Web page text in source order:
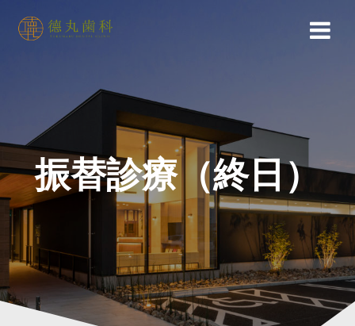
振替診療（終日）